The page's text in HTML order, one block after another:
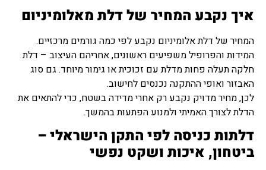
איך נקבע המחיר של דלת מאלומיניום
המחיר של דלת אלומיניום נקבע לפי כמה גורמים מרכזיים.
המידות והפרופיל משפיעים ראשונים, אחריהם העיצוב – דלת
חלקה תעלה פחות מדלת עם זכוכית או גימור מיוחד. גם סוג
האבזור ואופי ההתקנה נכנסים לחישוב.
לכן, מחיר מדויק נקבע רק אחרי מדידה בשטח, כדי להתאים את
הדלת לצורך האמיתי ולמנוע הפתעות בהמשך.
דלתות כניסה לפי התקן הישראלי –
ביטחון, איכות ושקט נפשי